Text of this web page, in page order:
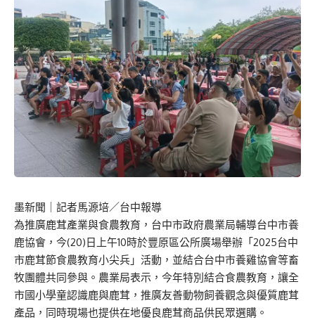
墨新聞
｜記者馬源培／台中報導
為推廣鹿茸產業與食農教育，台中市政府農業局輔導台中市養
鹿協會，今(20)日上午10時於豐原區公所廣場舉辦「2025台中
市鹿茸節食農教育小尖兵」活動，並結合台中市養雞協會等畜
牧團體共同參與。農業局表示，今年特別結合食農教育，讓全
市國小學童認識鹿與鹿茸，推廣友善動物飼養觀念與優質鹿茸
產品，同時現場也提供在地優良鹿茸商品供民眾選購。